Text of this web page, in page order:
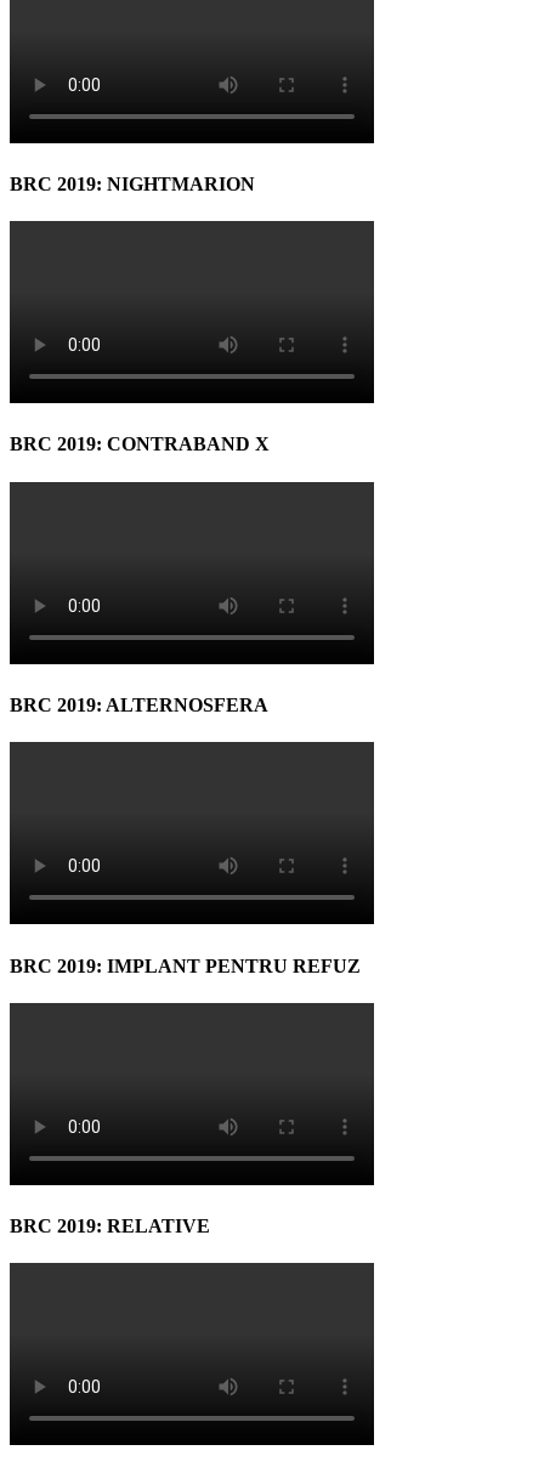
BRC 2019: NIGHTMARION
BRC 2019: CONTRABAND X
BRC 2019: ALTERNOSFERA
BRC 2019: IMPLANT PENTRU REFUZ
BRC 2019: RELATIVE